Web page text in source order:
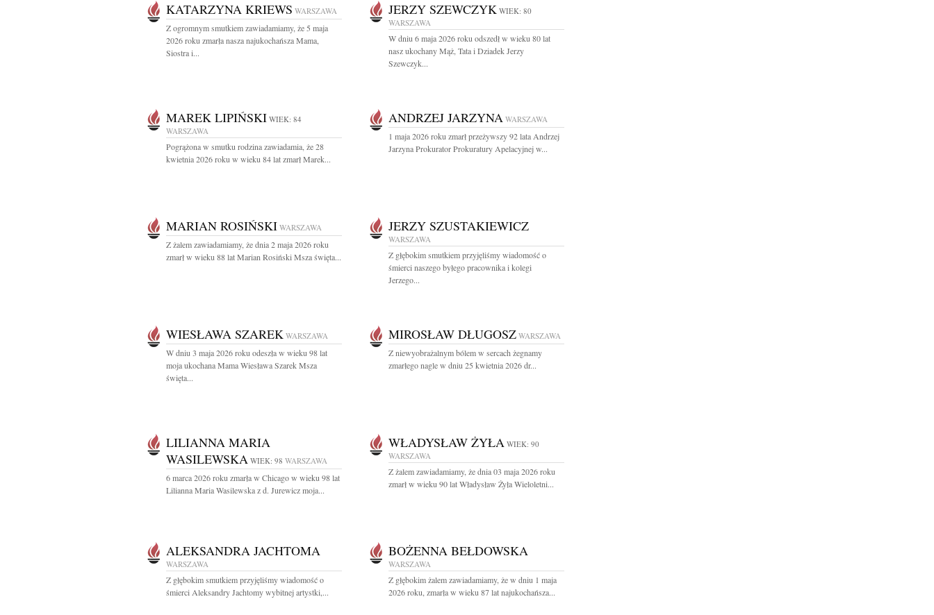
KATARZYNA KRIEWS WARSZAWA
Z ogromnym smutkiem zawiadamiamy, że 5 maja
2026 roku zmarła nasza najukochańsza Mama,
Siostra i...
JERZY SZEWCZYK WIEK: 80
WARSZAWA
W dniu 6 maja 2026 roku odszedł w wieku 80 lat
nasz ukochany Mąż, Tata i Dziadek Jerzy
Szewczyk...
MAREK LIPIŃSKI WIEK: 84
WARSZAWA
Pogrążona w smutku rodzina zawiadamia, że 28
kwietnia 2026 roku w wieku 84 lat zmarł Marek...
ANDRZEJ JARZYNA WARSZAWA
1 maja 2026 roku zmarł przeżywszy 92 lata Andrzej
Jarzyna Prokurator Prokuratury Apelacyjnej w...
MARIAN ROSIŃSKI WARSZAWA
Z żalem zawiadamiamy, że dnia 2 maja 2026 roku
zmarł w wieku 88 lat Marian Rosiński Msza święta...
JERZY SZUSTAKIEWICZ
WARSZAWA
Z głębokim smutkiem przyjęliśmy wiadomość o
śmierci naszego byłego pracownika i kolegi
Jerzego...
WIESŁAWA SZAREK WARSZAWA
W dniu 3 maja 2026 roku odeszła w wieku 98 lat
moja ukochana Mama Wiesława Szarek Msza
święta...
MIROSŁAW DŁUGOSZ WARSZAWA
Z niewyobrażalnym bólem w sercach żegnamy
zmarłego nagle w dniu 25 kwietnia 2026 dr...
LILIANNA MARIA
WASILEWSKA WIEK: 98 WARSZAWA
6 marca 2026 roku zmarła w Chicago w wieku 98 lat
Lilianna Maria Wasilewska z d. Jurewicz moja...
WŁADYSŁAW ŻYŁA WIEK: 90
WARSZAWA
Z żalem zawiadamiamy, że dnia 03 maja 2026 roku
zmarł w wieku 90 lat Władysław Żyła Wieloletni...
ALEKSANDRA JACHTOMA
WARSZAWA
Z głębokim smutkiem przyjęliśmy wiadomość o
śmierci Aleksandry Jachtomy wybitnej artystki,...
BOŻENNA BEŁDOWSKA
WARSZAWA
Z głębokim żalem zawiadamiamy, że w dniu 1 maja
2026 roku, zmarła w wieku 87 lat najukochańsza...